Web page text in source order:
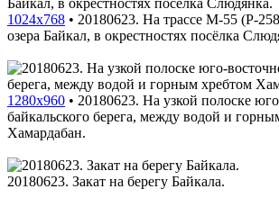
1024x768 • 20180623. На трассе M-55 (P-
озера Байкал, в окрестностях посёлка
1280x960 • 20180623. На узкой полоске
байкальского берега, между водой и
Хамардабан.
20180623. Закат на берегу Байкала.